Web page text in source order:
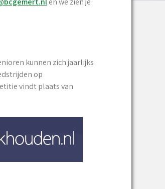
kunnen zich jaarlijks
op
vindt plaats van